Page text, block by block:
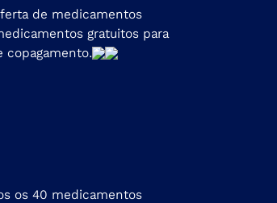
de medicamentos
gratuitos para
copagamento.
os 40 medicamentos